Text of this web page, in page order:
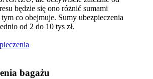
będzie się ono różnić sumami
co obejmuje. Sumy ubezpieczenia
od 2 do 10 tys zł.
bagażu